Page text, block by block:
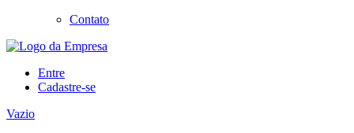
Contato
Entre
Cadastre-se
Vazio